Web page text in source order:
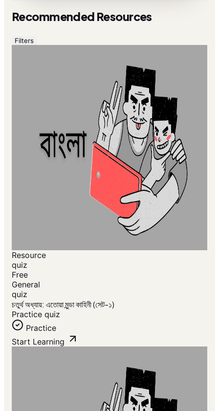
Recommended Resources
Filters
Resource
quiz
Free
General
quiz
চতুর্থ অধ্যায়: এতোয়া মুন্ডা কাহিনী (সেট-১)
Practice quiz
Practice
Start Learning